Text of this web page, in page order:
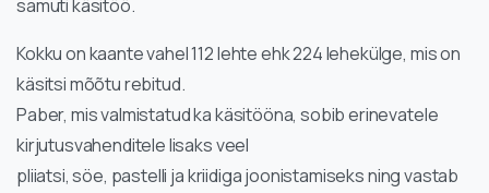
samuti käsitöö.
Kokku on kaante vahel 112 lehte ehk 224 lehekülge, mis on
käsitsi mõõtu rebitud.
Paber, mis valmistatud ka käsitööna, sobib erinevatele
kirjutusvahenditele lisaks veel
pliiatsi, söe, pastelli ja kriidiga joonistamiseks ning vastab